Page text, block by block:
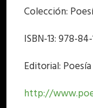
Colección:
ISBN-13: 978-
Editorial:
http://